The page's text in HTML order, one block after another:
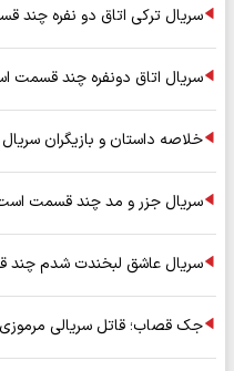
سریال ترکی اتاق دو نفره چند
سریال اتاق دونفره چند قسمت
خلاصه داستان و بازیگران
سریال جزر و مد چند قسمت
سریال عاشق لبخندت شدم چند
جک قصاب؛ قاتل سریالی